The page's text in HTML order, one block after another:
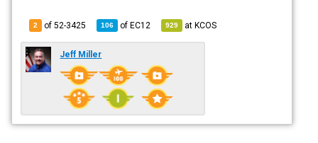
2 of 52-3425 106 ofEC12 929 atKCOS
Jeff Miller